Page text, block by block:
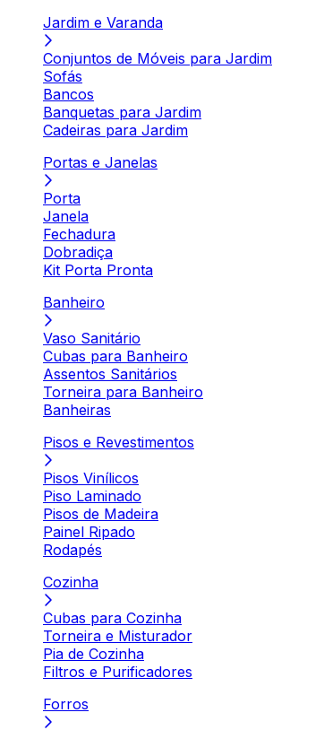
Jardim e Varanda
Conjuntos de Móveis para Jardim
Sofás
Bancos
Banquetas para Jardim
Cadeiras para Jardim
Portas e Janelas
Porta
Janela
Fechadura
Dobradiça
Kit Porta Pronta
Banheiro
Vaso Sanitário
Cubas para Banheiro
Assentos Sanitários
Torneira para Banheiro
Banheiras
Pisos e Revestimentos
Pisos Vinílicos
Piso Laminado
Pisos de Madeira
Painel Ripado
Rodapés
Cozinha
Cubas para Cozinha
Torneira e Misturador
Pia de Cozinha
Filtros e Purificadores
Forros